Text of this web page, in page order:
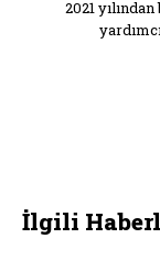
2021
İlgili